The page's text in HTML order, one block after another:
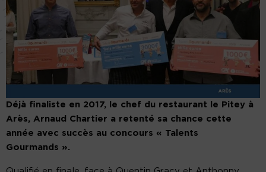
Déjà finaliste en 2017, le chef du restaurant le Pitey à
Arès, Arnaud Chartier a retenté sa chance cette
année avec succès au concours « Talents
Gourmands ».